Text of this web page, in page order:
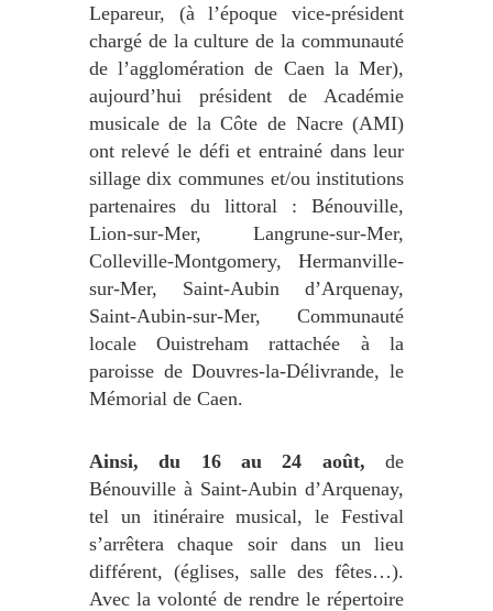
Lepareur, (à l’époque vice-président
chargé de la culture de la communauté
de l’agglomération de Caen la Mer),
aujourd’hui président de Académie
musicale de la Côte de Nacre (AMI)
ont relevé le défi et entrainé dans leur
sillage dix communes et/ou institutions
partenaires du littoral : Bénouville,
Lion-sur-Mer, Langrune-sur-Mer,
Colleville-Montgomery, Hermanville-
sur-Mer, Saint-Aubin d’Arquenay,
Saint-Aubin-sur-Mer, Communauté
locale Ouistreham rattachée à la
paroisse de Douvres-la-Délivrande, le
Mémorial de Caen.
Ainsi, du 16 au 24 août, de
Bénouville à Saint-Aubin d’Arquenay,
tel un itinéraire musical, le Festival
s’arrêtera chaque soir dans un lieu
différent, (églises, salle des fêtes…).
Avec la volonté de rendre le répertoire